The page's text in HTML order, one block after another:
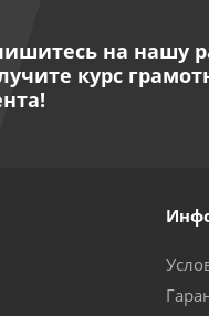
на нашу
курс